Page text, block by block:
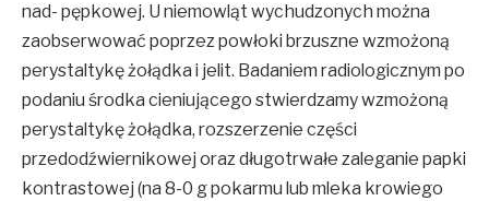
nad- pępkowej. U niemowląt wychudzonych można
zaobserwować poprzez powłoki brzuszne wzmożoną
perystaltykę żołądka i jelit. Badaniem radiologicznym po
podaniu środka cieniującego stwierdzamy wzmożoną
perystaltykę żołądka, rozszerzenie części
przedodźwiernikowej oraz długotrwałe zaleganie papki
kontrastowej (na 8-0 g pokarmu lub mleka krowiego